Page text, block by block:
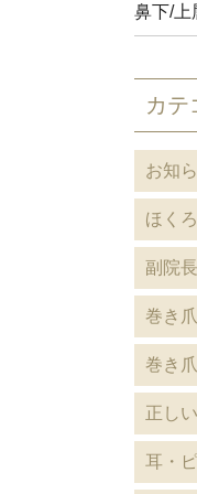
鼻下/上
カテ
お知
ほく
副院長
巻き爪
巻き
正し
耳・